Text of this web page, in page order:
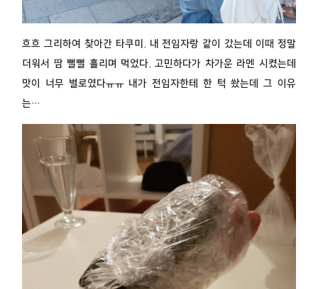
흐흐 그리하여 찾아간 타쿠미. 내 전임자랑 같이 갔는데 이때 정말
더워서 땀 뻘뻘 흘리며 먹었다. 고민하다가 차가운 라멘 시켰는데
맛이 너무 별로였다ㅠㅠ 내가 전임자한테 한 턱 쐈는데 그 이유
는…